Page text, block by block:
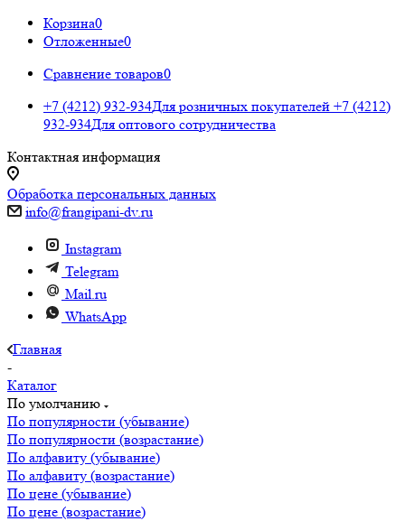
Корзина0
Отложенные0
Сравнение товаров0
+7 (4212) 932-934Для розничных покупателей +7 (4212)
932-934Для оптового сотрудничества
Контактная информация
Обработка персональных данных
info@frangipani-dv.ru
Instagram
Telegram
Mail.ru
WhatsApp
Главная
-
Каталог
По умолчанию
По популярности (убывание)
По популярности (возрастание)
По алфавиту (убывание)
По алфавиту (возрастание)
По цене (убывание)
По цене (возрастание)